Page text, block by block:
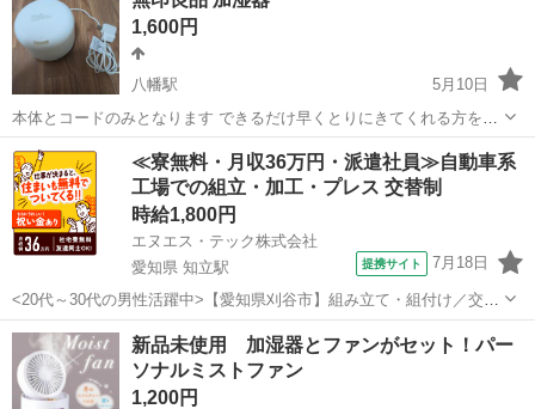
1,600円
八幡駅
5月10日
本体とコードのみとなります できるだけ早くとりにきてくれる方を優
先させていただきます。 よろしくおねがいします。
静岡 浜松市 八幡駅 季節、空調家電 無印良品
≪寮無料・月収36万円・派遣社員≫自動車系
工場での組立・加工・プレス 交替制
時給1,800円
エヌエス・テック株式会社
愛知県 知立駅
提携サイト 7月18日
<20代～30代の男性活躍中>【愛知県刈谷市】組み立て・組付け／交替
制／月収36.2万円以上可能！／ngy143-99 仕事概要 仕事概要 困った時
／トラブル時のサポートも万全 ー・ー・ー・ー・ー・ー 毎週火曜/金
曜 入社...
愛知 刈谷市 知立駅 その他
新品未使用 加湿器とファンがセット！パー
ソナルミストファン
1,200円